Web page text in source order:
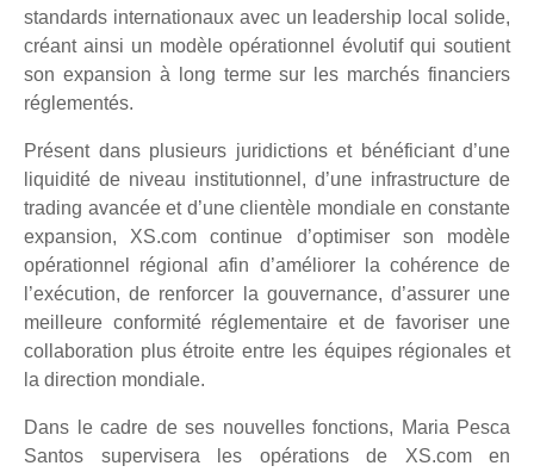
standards internationaux avec un leadership local solide,
créant ainsi un modèle opérationnel évolutif qui soutient
son expansion à long terme sur les marchés financiers
réglementés.
Présent dans plusieurs juridictions et bénéficiant d’une
liquidité de niveau institutionnel, d’une infrastructure de
trading avancée et d’une clientèle mondiale en constante
expansion, XS.com continue d’optimiser son modèle
opérationnel régional afin d’améliorer la cohérence de
l’exécution, de renforcer la gouvernance, d’assurer une
meilleure conformité réglementaire et de favoriser une
collaboration plus étroite entre les équipes régionales et
la direction mondiale.
Dans le cadre de ses nouvelles fonctions, Maria Pesca
Santos supervisera les opérations de XS.com en